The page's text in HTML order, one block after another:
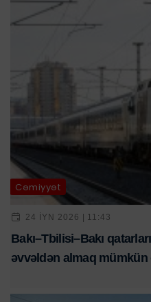
Cəmiyyət
24 IYN 2026 | 11:43
Bakı–Tbilisi–Bakı
əvvəldən almaq mümkün